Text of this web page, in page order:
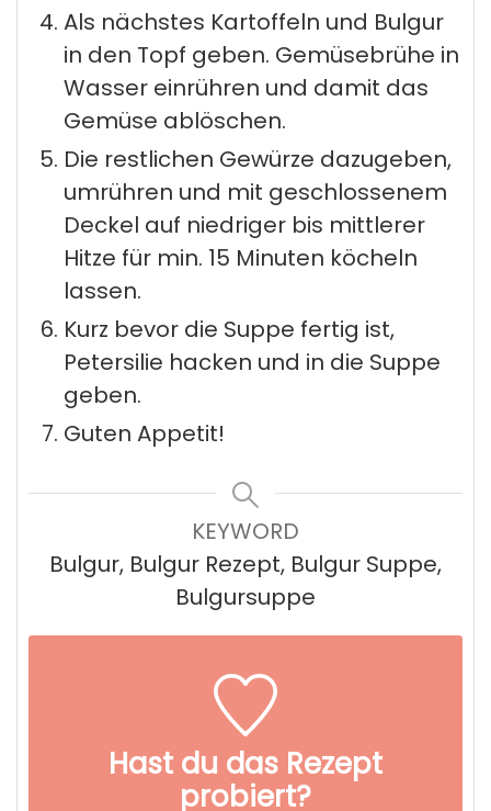
Als nächstes Kartoffeln und Bulgur
in den Topf geben. Gemüsebrühe in
Wasser einrühren und damit das
Gemüse ablöschen.
Die restlichen Gewürze dazugeben,
umrühren und mit geschlossenem
Deckel auf niedriger bis mittlerer
Hitze für min. 15 Minuten köcheln
lassen.
Kurz bevor die Suppe fertig ist,
Petersilie hacken und in die Suppe
geben.
Guten Appetit!
KEYWORD
Bulgur, Bulgur Rezept, Bulgur Suppe,
Bulgursuppe
Hast du das Rezept
probiert?